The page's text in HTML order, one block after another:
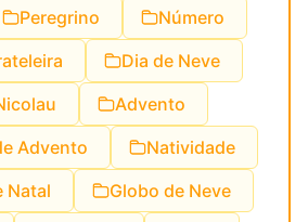
Peregrino
Número
Dia de Neve
Advento
Advento
Natividade
Natal
Globo de Neve